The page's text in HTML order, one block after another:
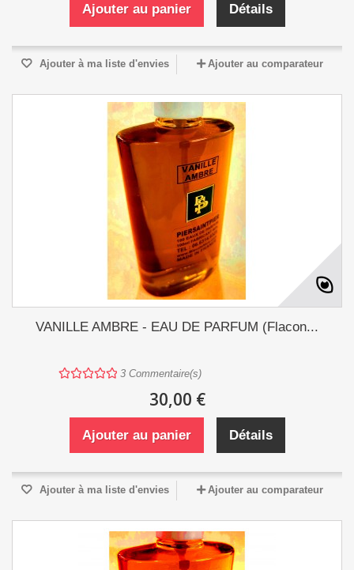
Ajouter au panier Détails
Ajouter à ma liste d'envies Ajouter au comparateur
VANILLE AMBRE - EAU DE PARFUM (Flacon...
3 Commentaire(s)
30,00 €
Ajouter au panier Détails
Ajouter à ma liste d'envies Ajouter au comparateur